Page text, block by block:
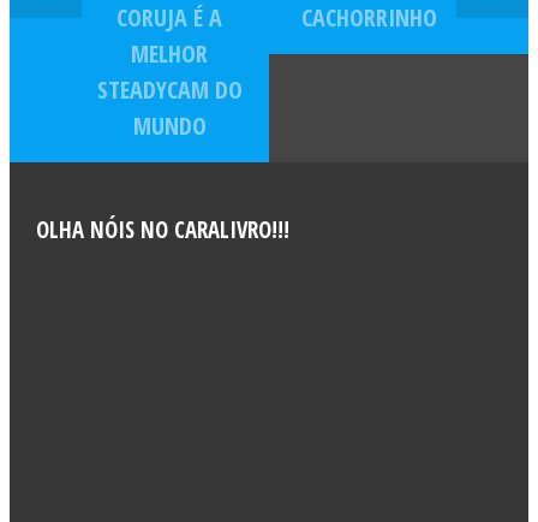
CORUJA É A
MELHOR
STEADYCAM DO
MUNDO
CACHORRINHO
OLHA NÓIS NO CARALIVRO!!!